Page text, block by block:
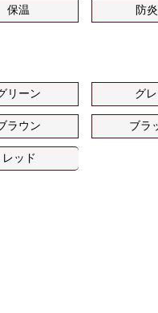
保温 防
リーン グ
ラウン ブラ
レッド